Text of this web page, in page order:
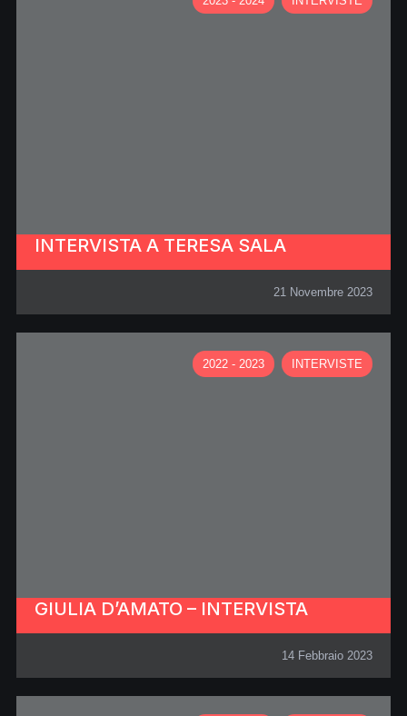
INTERVISTA A TERESA SALA
21 Novembre 2023
2022 - 2023 INTERVISTE
GIULIA D’AMATO – INTERVISTA
14 Febbraio 2023